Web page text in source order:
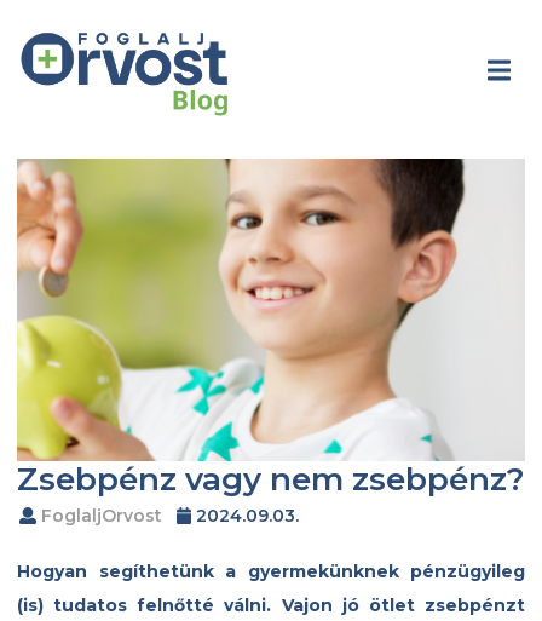
Zsebpénz vagy nem zsebpénz?
FoglaljOrvost 2024.09.03.
Hogyan segíthetünk a gyermekünknek pénzügyileg
(is) tudatos felnőtté válni. Vajon jó ötlet zsebpénzt